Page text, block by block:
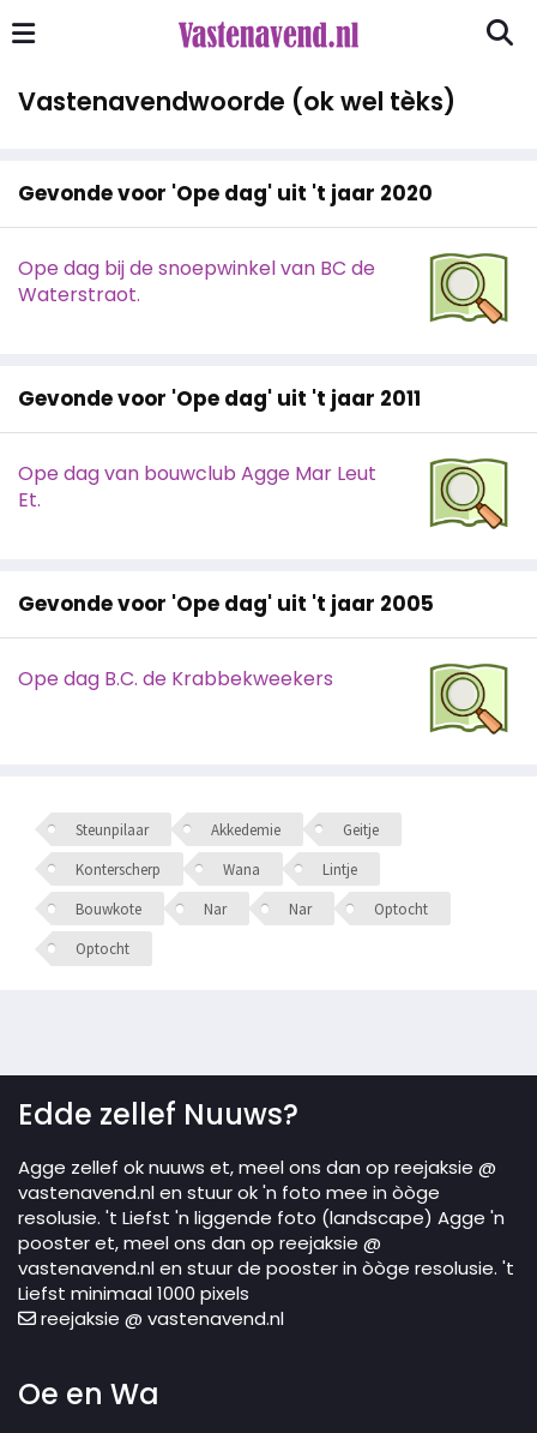
Vastenavendwoorde (ok wel tèks)
Gevonde voor 'Ope dag' uit 't jaar 2020
Ope dag bij de snoepwinkel van BC de
Waterstraot.
Gevonde voor 'Ope dag' uit 't jaar 2011
Ope dag van bouwclub Agge Mar Leut
Et.
Gevonde voor 'Ope dag' uit 't jaar 2005
Ope dag B.C. de Krabbekweekers
Steunpilaar Akkedemie
Geitje
Konterscherp
Wana
Lintje
Bouwkote
Nar Nar
Optocht
Optocht
Edde zellef Nuuws?
Agge zellef ok nuuws et, meel ons dan op reejaksie @
vastenavend.nl en stuur ok 'n foto mee in òòge
resolusie. 't Liefst 'n liggende foto (landscape) Agge 'n
pooster et, meel ons dan op reejaksie @
vastenavend.nl en stuur de pooster in òòge resolusie. 't
Liefst minimaal 1000 pixels
reejaksie @ vastenavend.nl
Oe en Wa